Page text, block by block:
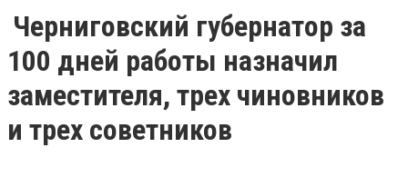
Черниговский губернатор за
100 дней работы назначил
заместителя, трех чиновников
и трех советников